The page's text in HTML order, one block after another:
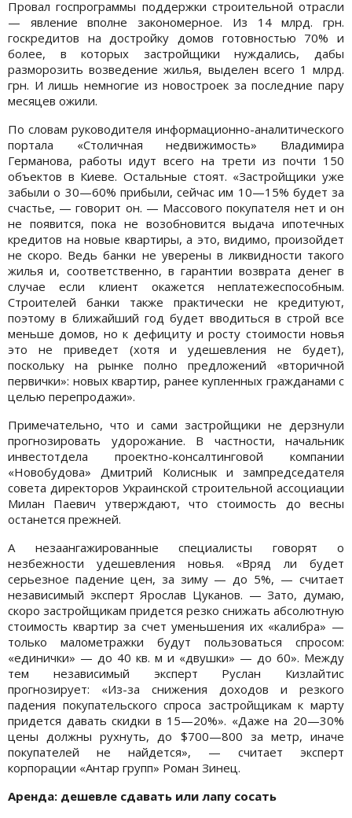
Провал госпрограммы поддержки строительной отрасли
— явление вполне закономерное. Из 14 млрд. грн.
госкредитов на достройку домов готовностью 70% и
более, в которых застройщики нуждались, дабы
разморозить возведение жилья, выделен всего 1 млрд.
грн. И лишь немногие из новостроек за последние пару
месяцев ожили.
По словам руководителя информационно-аналитического
портала «Столичная недвижимость» Владимира
Германова, работы идут всего на трети из почти 150
объектов в Киеве. Остальные стоят. «Застройщики уже
забыли о 30—60% прибыли, сейчас им 10—15% будет за
счастье, — говорит он. — Массового покупателя нет и он
не появится, пока не возобновится выдача ипотечных
кредитов на новые квартиры, а это, видимо, произойдет
не скоро. Ведь банки не уверены в ликвидности такого
жилья и, соответственно, в гарантии возврата денег в
случае если клиент окажется неплатежеспособным.
Строителей банки также практически не кредитуют,
поэтому в ближайший год будет вводиться в строй все
меньше домов, но к дефициту и росту стоимости новья
это не приведет (хотя и удешевления не будет),
поскольку на рынке полно предложений «вторичной
первички»: новых квартир, ранее купленных гражданами с
целью перепродажи».
Примечательно, что и сами застройщики не дерзнули
прогнозировать удорожание. В частности, начальник
инвестотдела проектно-консалтинговой компании
«Новобудова» Дмитрий Колиснык и зампредседателя
совета директоров Украинской строительной ассоциации
Милан Паевич утверждают, что стоимость до весны
останется прежней.
А незаангажированные специалисты говорят о
незбежности удешевления новья. «Вряд ли будет
серьезное падение цен, за зиму — до 5%, — считает
независимый эксперт Ярослав Цуканов. — Зато, думаю,
скоро застройщикам придется резко снижать абсолютную
стоимость квартир за счет уменьшения их «калибра» —
только малометражки будут пользоваться спросом:
«единички» — до 40 кв. м и «двушки» — до 60». Между
тем независимый эксперт Руслан Кизлайтис
прогнозирует: «Из-за снижения доходов и резкого
падения покупательского спроса застройщикам к марту
придется давать скидки в 15—20%». «Даже на 20—30%
цены должны рухнуть, до $700—800 за метр, иначе
покупателей не найдется», — считает эксперт
корпорации «Антар групп» Роман Зинец.
Аренда: дешевле сдавать или лапу сосать